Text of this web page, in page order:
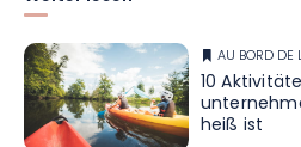
AU BORD DE
10
heiß ist